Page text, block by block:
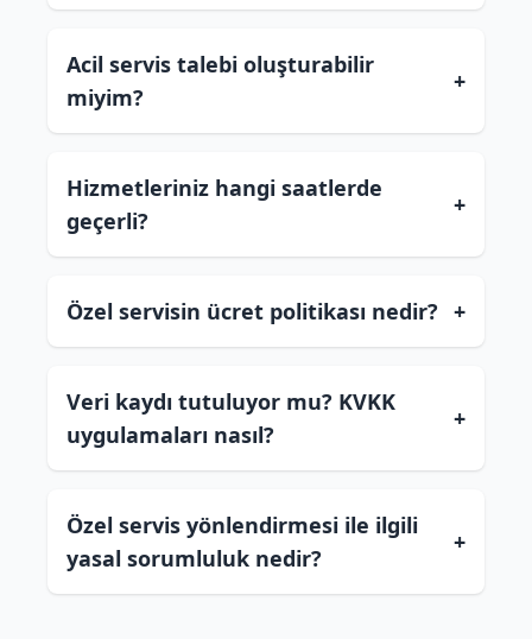
Acil servis talebi oluşturabilir
miyim?
+
Hizmetleriniz hangi saatlerde
geçerli?
+
Özel servisin ücret politikası nedir? +
Veri kaydı tutuluyor mu? KVKK
uygulamaları nasıl?
+
Özel servis yönlendirmesi ile ilgili
yasal sorumluluk nedir?
+